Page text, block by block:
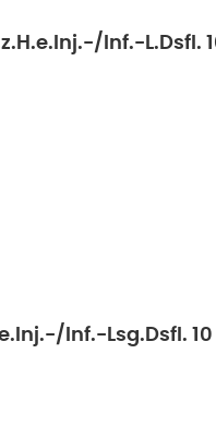
Inf.-L.Dsfl.
Inf.-Lsg.Dsfl. 10